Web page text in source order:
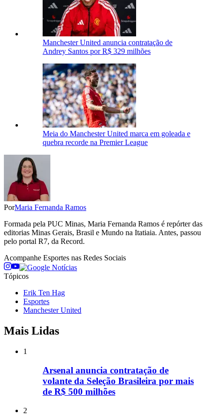
Manchester United anuncia contratação de
Andrey Santos por R$ 329 milhões
Meia do Manchester United marca em goleada e
quebra recorde na Premier League
PorMaria Fernanda Ramos
Formada pela PUC Minas, Maria Fernanda Ramos é repórter das
editorias Minas Gerais, Brasil e Mundo na Itatiaia. Antes, passou
pelo portal R7, da Record.
Acompanhe Esportes nas Redes Sociais
Tópicos
Erik Ten Hag
Esportes
Manchester United
Mais Lidas
1
Arsenal anuncia contratação de
volante da Seleção Brasileira por mais
de R$ 500 milhões
2